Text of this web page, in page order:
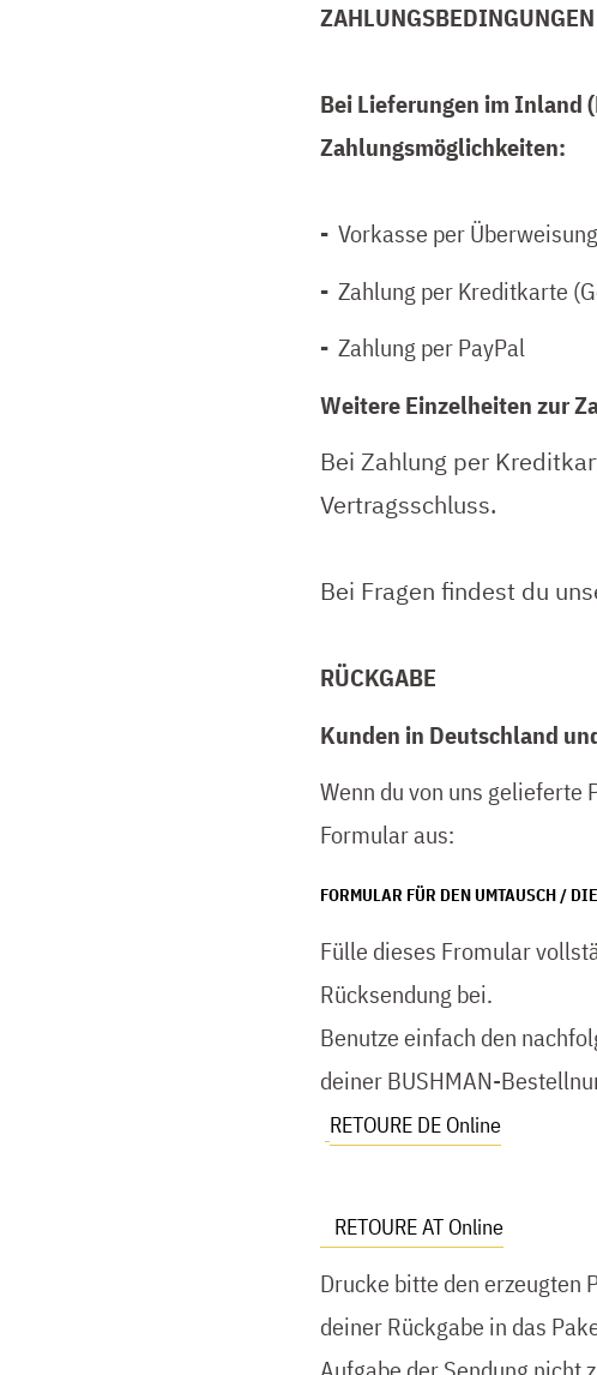
ZAHLUNGSBEDINGUNGEN
Bei Lieferungen im Inland
Zahlungsmöglichkeiten:
- Vorkasse per
- Zahlung per Kreditkarte
- Zahlung per PayPal
Weitere Einzelheiten zur
Bei Zahlung per
Vertragsschluss.
Bei Fragen findest du
RÜCKGABE
Kunden in Deutschland
Wenn du von uns
Formular aus:
FORMULAR FÜR DEN UMTAUSCH /
Fülle dieses Fromular
Rücksendung bei.
Benutze einfach den
deiner BUSHMAN-
RETOURE DE Online
RETOURE AT Online
Drucke bitte den erzeugten
deiner Rückgabe in das